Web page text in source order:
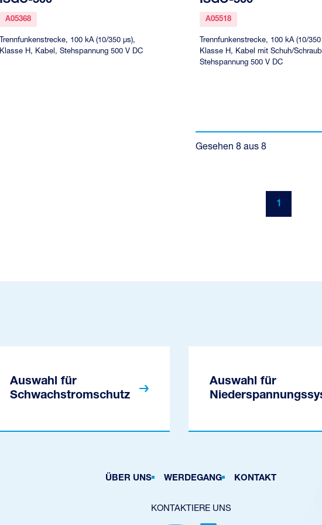
A05368
Trennfunkenstrecke, 100 kA (10/350 µs),
Klasse H, Kabel, Stehspannung 500 V DC
A05518
Trennfunkenstrecke, 100 kA (10/
Klasse H, Kabel mit Schuh/
Stehspannung 500 V DC
Gesehen 8aus 8
1
Auswahl für
Schwachstromschutz
Auswahl für
ÜBER UNS WERDEGANG KONTAKT
KONTAKTIERE UNS